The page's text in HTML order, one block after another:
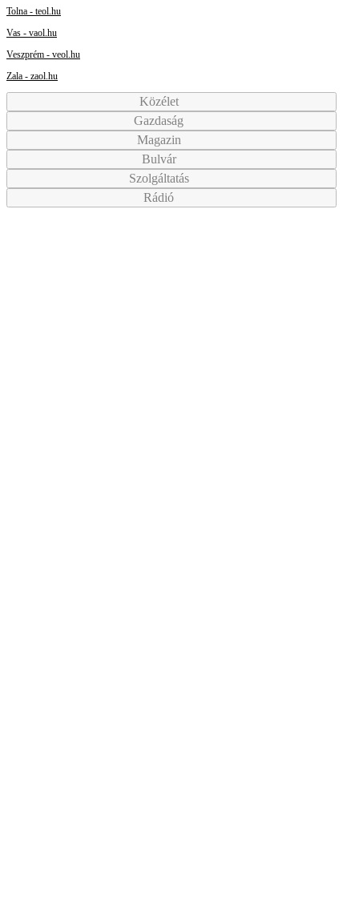
Tolna - teol.hu
Vas - vaol.hu
Veszprém - veol.hu
Zala - zaol.hu
Közélet
Gazdaság
Magazin
Bulvár
Szolgáltatás
Rádió